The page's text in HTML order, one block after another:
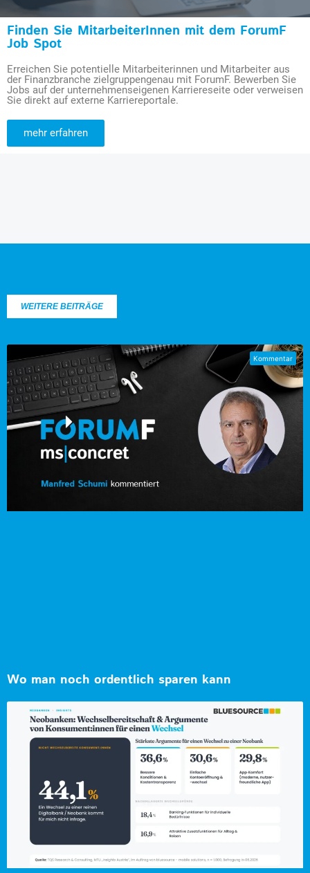
Finden Sie MitarbeiterInnen mit dem ForumF
Job Spot
Erreichen Sie potentielle Mitarbeiterinnen und Mitarbeiter aus
der Finanzbranche zielgruppengenau mit ForumF. Bewerben Sie
Jobs auf der unternehmenseigenen Karriereseite oder verweisen
Sie direkt auf externe Karriereportale.
mehr erfahren
WEITERE BEITRÄGE
Wo man noch ordentlich sparen kann